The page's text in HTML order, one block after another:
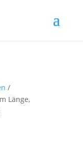
/
Länge,